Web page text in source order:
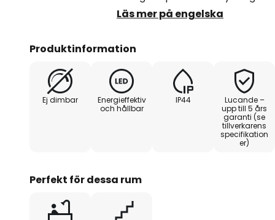
Färgtemperaturen kan justeras
hjälp av en DIP-omkopplare inuti
badrumsinredningar och
privata tillflyktsorten.
Läs mer på engelska
Produktinformation
Ej dimbar
Energieffektiv
och hållbar
IP44
Lucande –
upp till 5 års
garanti (se
tillverkarens
specifikation
er)
Perfekt för dessa rum